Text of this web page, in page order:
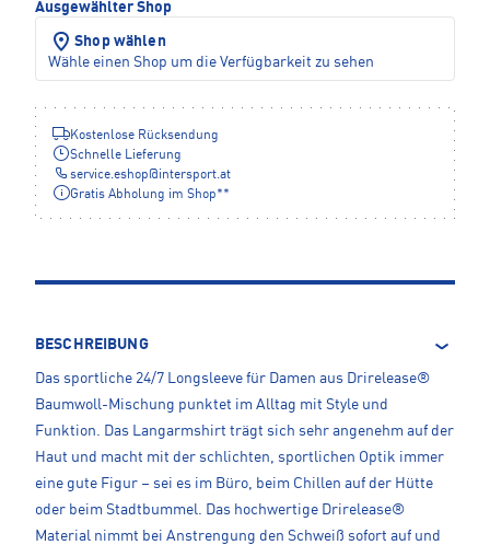
Ausgewählter Shop
Shop wählen
Wähle einen Shop um die Verfügbarkeit zu sehen
Kostenlose Rücksendung
Schnelle Lieferung
service.eshop@intersport.at
Gratis Abholung im Shop**
BESCHREIBUNG
Das sportliche 24/7 Longsleeve für Damen aus Drirelease®
Baumwoll-Mischung punktet im Alltag mit Style und
Funktion. Das Langarmshirt trägt sich sehr angenehm auf der
Haut und macht mit der schlichten, sportlichen Optik immer
eine gute Figur – sei es im Büro, beim Chillen auf der Hütte
oder beim Stadtbummel. Das hochwertige Drirelease®
Material nimmt bei Anstrengung den Schweiß sofort auf und